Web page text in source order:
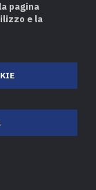
che a causa di
pagina
e la